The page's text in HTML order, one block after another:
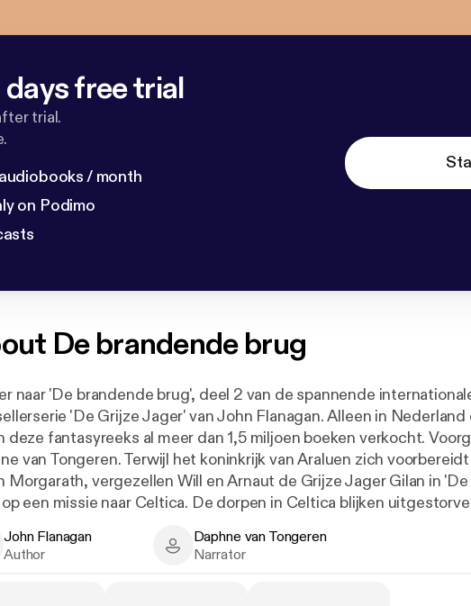
free trial
trial.
/ month
on Podimo
De brandende brug
naar 'De brandende brug', deel 2 van de spannende
'De Grijze Jager' van John Flanagan. Alleen in Nederland
deze fantasyreeks al meer dan 1,5 miljoen boeken verkocht.
van Tongeren. Terwijl het koninkrijk van Araluen zich
Morgarath, vergezellen Will en Arnaut de Grijze Jager Gilan in
een missie naar Celtica. De dorpen in Celtica blijken
van Wargals gestuurd om de Celten te onderwerpen. Gilan keert
Flanagan - Author
John Flanagan
Author
Daphne van Tongeren - Narrator
Daphne van Tongeren
Narrator